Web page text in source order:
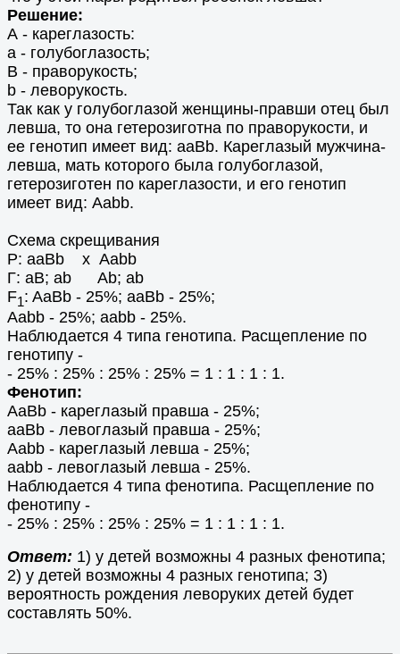
Решение:
А - кареглазость:
а - голубоглазость;
В - праворукость;
b - леворукость.
Так как у голубоглазой женщины-правши отец был
левша, то она гетерозиготна по праворукости, и
ее генотип имеет вид: aaBb. Кареглазый мужчина-
левша, мать которого была голубоглазой,
гетерозиготен по кареглазости, и его генотип
имеет вид: Ааbb.
Схема скрещивания
Р: aaBb х Ааbb
Г: aB; ab Ab; ab
F1: AaBb - 25%; aaBb - 25%;
Aabb - 25%; aabb - 25%.
Наблюдается 4 типа генотипа. Расщепление по
генотипу -
- 25% : 25% : 25% : 25% = 1 : 1 : 1 : 1.
Фенотип:
AaBb - кареглазый правша - 25%;
aaBb - левоглазый правша - 25%;
Aabb - кареглазый левша - 25%;
aabb - левоглазый левша - 25%.
Наблюдается 4 типа фенотипа. Расщепление по
фенотипу -
- 25% : 25% : 25% : 25% = 1 : 1 : 1 : 1.
Ответ: 1) у детей возможны 4 разных фенотипа;
2) у детей возможны 4 разных генотипа; 3)
вероятность рождения леворуких детей будет
составлять 50%.